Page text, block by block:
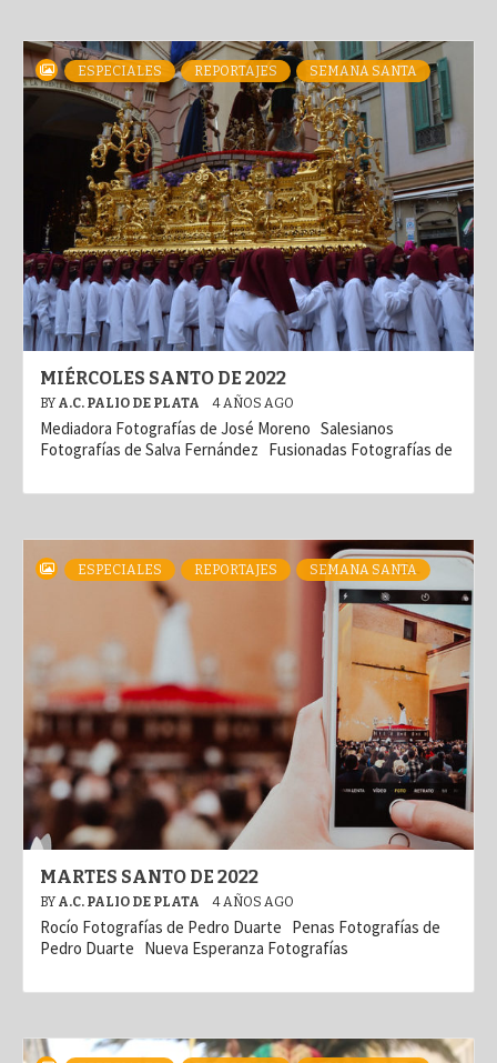
ESPECIALES REPORTAJES SEMANA SANTA
MIÉRCOLES SANTO DE 2022
BY A.C. PALIO DE PLATA 4 AÑOS AGO
Mediadora Fotografías de José Moreno Salesianos
Fotografías de Salva Fernández Fusionadas Fotografías de
ESPECIALES REPORTAJES SEMANA SANTA
MARTES SANTO DE 2022
BY A.C. PALIO DE PLATA 4 AÑOS AGO
Rocío Fotografías de Pedro Duarte Penas Fotografías de
Pedro Duarte Nueva Esperanza Fotografías